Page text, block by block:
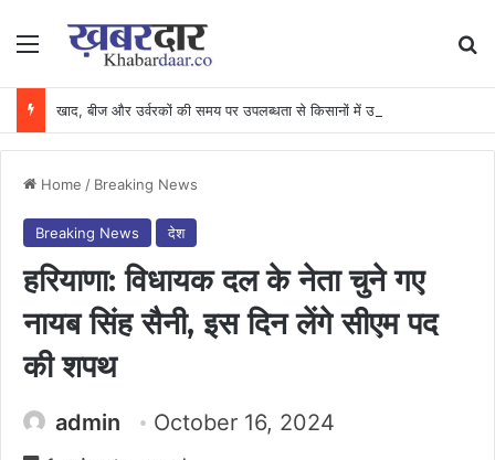
Menu
Home / Breaking News
Breaking News देश
हरियाणा: विधायक दल के नेता चुने गए
नायब सिंह सैनी, इस दिन लेंगे सीएम पद
की शपथ
admin
October 16, 2024